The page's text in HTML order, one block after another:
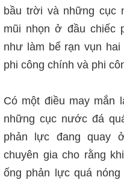
bầu trời và những cục
mũi nhọn ở đầu chiếc
như làm bể rạn vụn
phi công chính và phi
Có một điều may mắn
những cục nước đá
phản lực đang quay
chuyên gia cho rằng
ống phản lực quá